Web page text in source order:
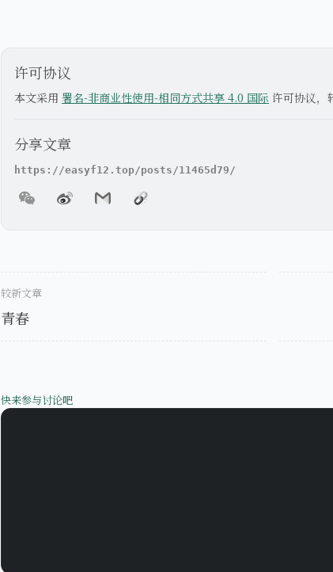
许可协议
本文采用 署名-非商业性使用-相同方式共享 4.0 国际 许可协议，
分享文章
较新文章
青春
快来参与讨论吧